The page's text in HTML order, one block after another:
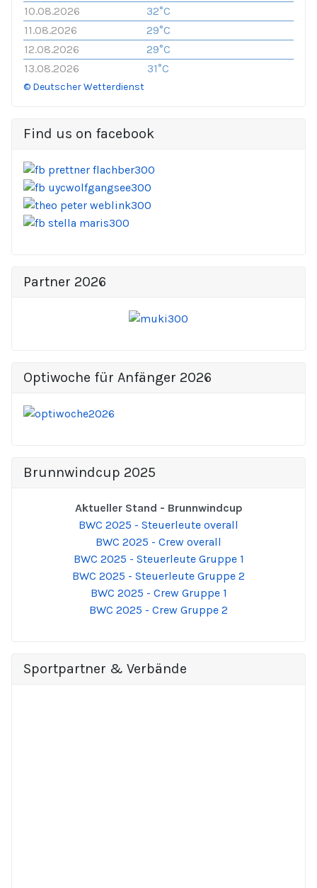
10.08.2026
32°C
11.08.2026
29°C
12.08.2026
29°C
13.08.2026
31°C
© Deutscher Wetterdienst
Find us on facebook
Partner 2026
Optiwoche für Anfänger 2026
Brunnwindcup 2025
Aktueller Stand - Brunnwindcup
BWC 2025 - Steuerleute overall
BWC 2025 - Crew overall
BWC 2025 - Steuerleute Gruppe 1
BWC 2025 - Steuerleute Gruppe 2
BWC 2025 - Crew Gruppe 1
BWC 2025 - Crew Gruppe 2
Sportpartner & Verbände